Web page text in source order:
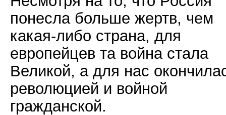
понесла больше жертв, чем
какая-либо страна, для
европейцев та война стала
Великой, а для нас
революцией и войной
гражданской.